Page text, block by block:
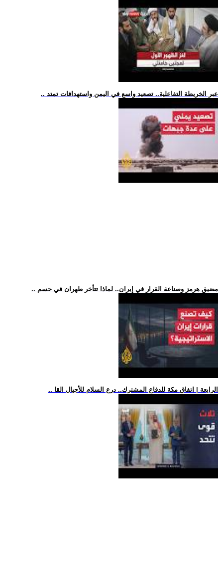
.. عبر الخريطة التفاعلية.. تصعيد واسع في اليمن واستهدافات تمتد
.. مضيق هرمز وصناعة القرار في إيران.. لماذا تتأخر طهران في حسم
.. الرابعة | اتفاق مكة للدفاع المشترك.. درع السلام للأجيال القا